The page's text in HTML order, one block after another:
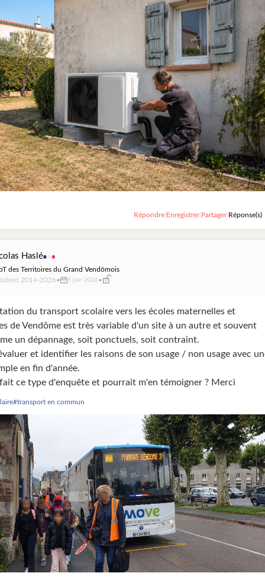
Répondre Enregistrer| Partager| Réponse(s)
Haslé
des Territoires du Grand Vendômois
2014-2026 • 5 juin 2026 •
du transport scolaire vers les écoles maternelles et
de Vendôme est très variable d'un site à un autre et souvent
un dépannage, soit ponctuels, soit contraint.
et identifier les raisons de son usage / non usage avec
en fin d'année.
ce type d'enquête et pourrait m'en témoigner ? Merci
#transport en commun